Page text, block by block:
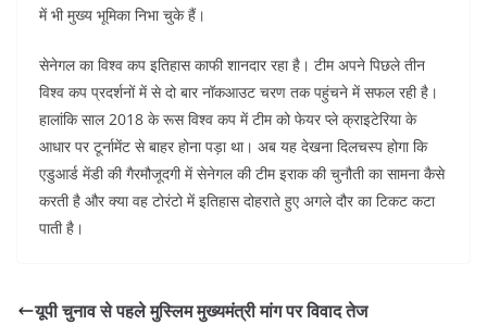
में भी मुख्य भूमिका निभा चुके हैं।
सेनेगल का विश्व कप इतिहास काफी शानदार रहा है। टीम अपने पिछले तीन
विश्व कप प्रदर्शनों में से दो बार नॉकआउट चरण तक पहुंचने में सफल रही है।
हालांकि साल 2018 के रूस विश्व कप में टीम को फेयर प्ले क्राइटेरिया के
आधार पर टूर्नामेंट से बाहर होना पड़ा था। अब यह देखना दिलचस्प होगा कि
एडुआर्ड मेंडी की गैरमौजूदगी में सेनेगल की टीम इराक की चुनौती का सामना कैसे
करती है और क्या वह टोरंटो में इतिहास दोहराते हुए अगले दौर का टिकट कटा
पाती है।
यूपी चुनाव से पहले मुस्लिम मुख्यमंत्री मांग पर विवाद तेज